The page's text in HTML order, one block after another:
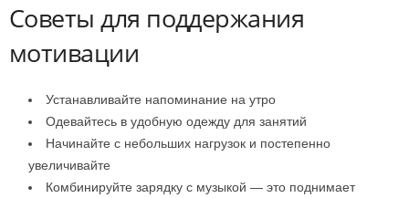
Советы для поддержания
мотивации
Устанавливайте напоминание на утро
Одевайтесь в удобную одежду для занятий
Начинайте с небольших нагрузок и постепенно
увеличивайте
Комбинируйте зарядку с музыкой — это поднимает